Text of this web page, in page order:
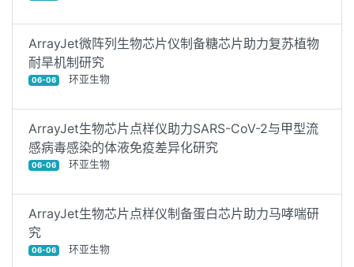
ArrayJet微阵列生物芯片仪制备糖芯片助力复苏植物
耐旱机制研究
06-06 环亚生物
ArrayJet生物芯片点样仪助力SARS-CoV-2与甲型流
感病毒感染的体液免疫差异化研究
06-06 环亚生物
ArrayJet生物芯片点样仪制备蛋白芯片助力马哮喘研
究
06-06 环亚生物